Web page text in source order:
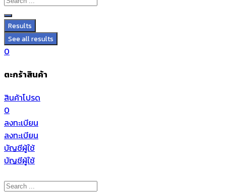
Results
See all results
0
ตะกร้าสินค้า
สินค้าโปรด
0
ลงทะเบียน
ลงทะเบียน
บัญชีผู้ใช้
บัญชีผู้ใช้